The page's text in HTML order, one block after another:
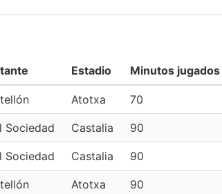
Estadio Minutos jugados
Atotxa 70
Sociedad Castalia 90
Sociedad Castalia 90
Atotxa 90